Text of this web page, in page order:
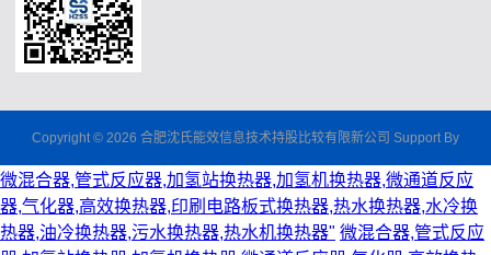
Copyright © 2026 合肥沈氏能效信息技术持股比较有限新公司 Support By
微混合器,管式反应器,加氢站换热器,加氢机换热器,微通道反应
器,气化器,高效换热器,印刷电路板式换热器,热水换热器,水冷换
热器,油冷换热器,污水换热器,热水机换热器" 微混合器,管式反应